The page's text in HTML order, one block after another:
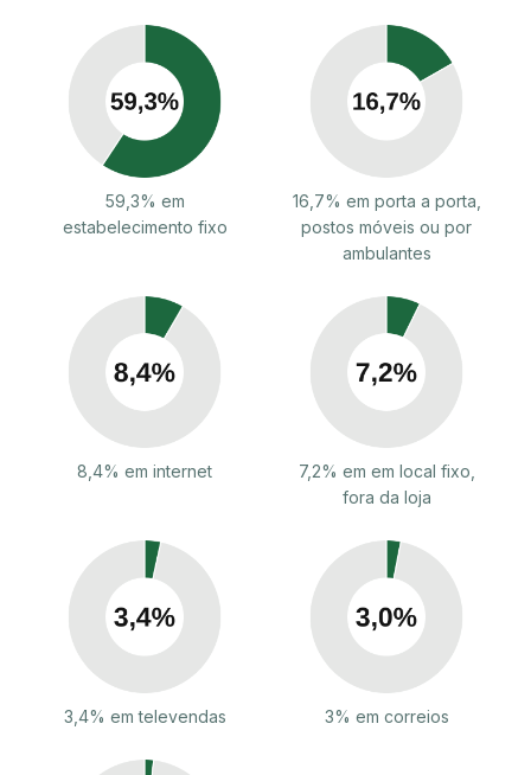
59,3% em
estabelecimento fixo
16,7% em porta a porta,
postos móveis ou por
ambulantes
8,4% em internet
7,2% em em local fixo,
fora da loja
3,4% em televendas 3% em correios